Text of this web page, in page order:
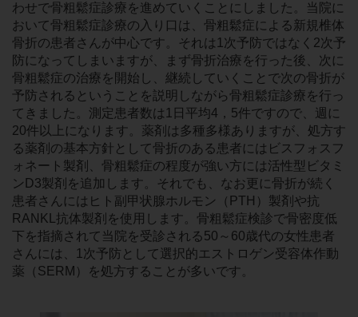
わせで骨粗鬆症診療を進めていくことにしました。当院に
おいて骨粗鬆症診療の入り口は、骨粗鬆症による新規椎体
骨折の患者さんが中心です。それは1次予防ではなく2次予
防になってしまいますが、まず骨折治療を行った後、次に
骨粗鬆症の治療を開始し、継続していくことで次の骨折が
予防されるということを説明しながら骨粗鬆症診療を行っ
てきました。測定患者数は1日平均4，5件ですので、週に
20件以上になります。薬剤は多種多様ありますが、処方す
る薬剤の基本方針として骨折のある患者にはビスフォスフ
ォネート製剤、骨粗鬆症の程度が強い方には活性型ビタミ
ンD3製剤を追加します。それでも、なお更に骨折が続く
患者さんにはヒト副甲状腺ホルモン（PTH）製剤や抗
RANKL抗体製剤を使用します。骨粗鬆症検診で骨密度低
下を指摘されて当院を受診される50～60歳代の女性患者
さんには、1次予防として選択的エストロゲン受容体作動
薬（SERM）を処方することが多いです。